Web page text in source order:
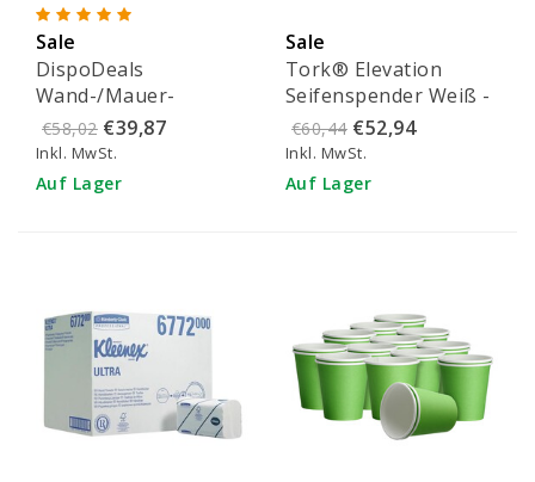
Sale
DispoDeals
Wand-/Mauer-
Ellebogenspender
500ml
(Luxusausführung)
€58,02 €39,87
Inkl. MwSt.
Auf Lager
Sale
Tork® Elevation
Seifenspender Weiß -
561500
€60,44 €52,94
Inkl. MwSt.
Auf Lager